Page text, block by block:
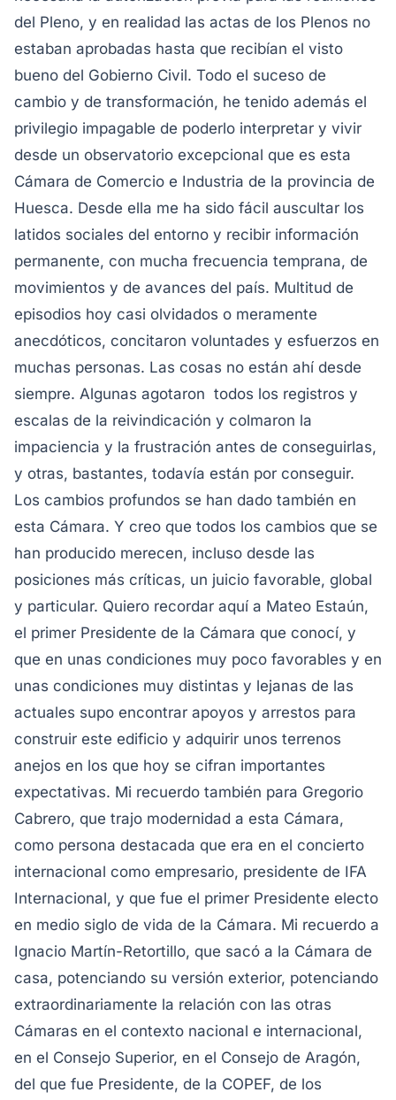
del Pleno, y en realidad las actas de los Plenos no
estaban aprobadas hasta que recibían el visto
bueno del Gobierno Civil. Todo el suceso de
cambio y de transformación, he tenido además el
privilegio impagable de poderlo interpretar y vivir
desde un observatorio excepcional que es esta
Cámara de Comercio e Industria de la provincia de
Huesca. Desde ella me ha sido fácil auscultar los
latidos sociales del entorno y recibir información
permanente, con mucha frecuencia temprana, de
movimientos y de avances del país. Multitud de
episodios hoy casi olvidados o meramente
anecdóticos, concitaron voluntades y esfuerzos en
muchas personas. Las cosas no están ahí desde
siempre. Algunas agotaron todos los registros y
escalas de la reivindicación y colmaron la
impaciencia y la frustración antes de conseguirlas,
y otras, bastantes, todavía están por conseguir.
Los cambios profundos se han dado también en
esta Cámara. Y creo que todos los cambios que se
han producido merecen, incluso desde las
posiciones más críticas, un juicio favorable, global
y particular. Quiero recordar aquí a Mateo Estaún,
el primer Presidente de la Cámara que conocí, y
que en unas condiciones muy poco favorables y en
unas condiciones muy distintas y lejanas de las
actuales supo encontrar apoyos y arrestos para
construir este edificio y adquirir unos terrenos
anejos en los que hoy se cifran importantes
expectativas. Mi recuerdo también para Gregorio
Cabrero, que trajo modernidad a esta Cámara,
como persona destacada que era en el concierto
internacional como empresario, presidente de IFA
Internacional, y que fue el primer Presidente electo
en medio siglo de vida de la Cámara. Mi recuerdo a
Ignacio Martín-Retortillo, que sacó a la Cámara de
casa, potenciando su versión exterior, potenciando
extraordinariamente la relación con las otras
Cámaras en el contexto nacional e internacional,
en el Consejo Superior, en el Consejo de Aragón,
del que fue Presidente, de la COPEF, de los